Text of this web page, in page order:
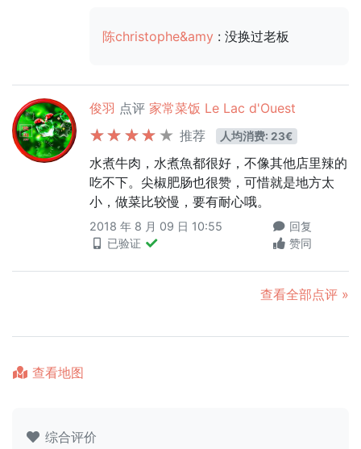
陈christophe&amy : 没换过老板
俊羽 点评 家常菜饭 Le Lac d'Ouest
推荐
人均消费: 23€
水煮牛肉，水煮魚都很好，不像其他店里辣的
吃不下。尖椒肥肠也很赞，可惜就是地方太
小，做菜比较慢，要有耐心哦。
2018 年 8 月 09 日 10:55
已验证
回复
赞同
查看全部点评 »
查看地图
综合评价